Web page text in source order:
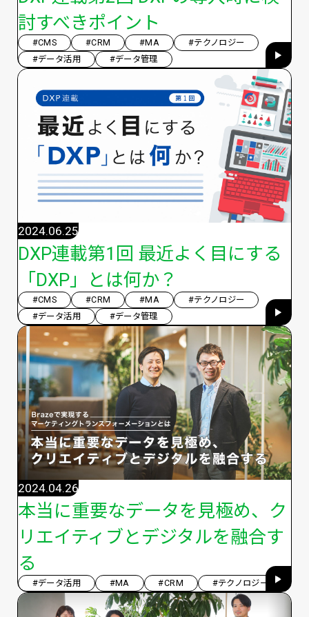
討すべきポイント
#CMS #CRM #MA
#テクノロジー
#データ活用
#データ管理
DXP連載第1回 最近よく目にする
「DXP」とは何か？
2024.06.25
#CMS #CRM #MA
#テクノロジー
#データ活用
#データ管理
本当に重要なデータを見極め、ク
リエイティブとデジタルを融合す
る
2024.04.26
#データ活用 #MA #CRM #テクノロジー